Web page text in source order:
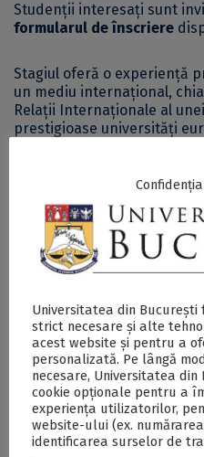
Studenții interesați sunt
formularul de înscriere
Stagiul oferă o experiență
un mediu internațional,
Relații Internaționale al
prestigioase universități
Postări Asemănătoare:
FARO LAB continuă
la Sapienza
Università di Roma
Universitatea din București
strict necesare și alte
acest website și pentru a
personalizată. Pe lângă
necesare, Universitatea
cookie opționale pentru a
experiența utilizatorilor,
website-ului (ex.
identificarea surselor de